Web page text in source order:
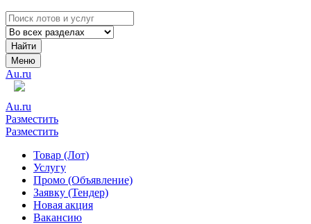
Найти
Меню
Au.ru
Au.ru
Разместить
Разместить
Товар (Лот)
Услугу
Промо (Объявление)
Заявку (Тендер)
Новая акция
Вакансию